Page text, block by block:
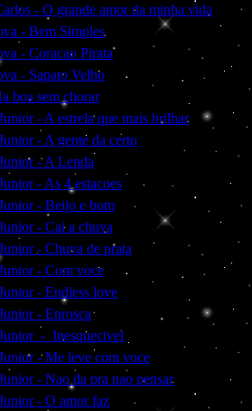
- O grande amor da minha vida
- Bem Simples
- Coracao Pirata
- Sapato Velho
boa sem chorar
- A estrela que mais brilhar
- A gente da certo
- A Lenda
- As 4 estacoes
- Beijo e bom
- Cai a chuva
- Chuva de prata
- Com voce
- Endless love
- Enrosca
- Inesquecivel
- Me leve com voce
- Nao da pra nao pensar
- O amor faz